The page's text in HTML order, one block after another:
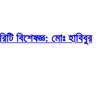
বিশেষজ্ঞ: মোঃ হাবিবুর